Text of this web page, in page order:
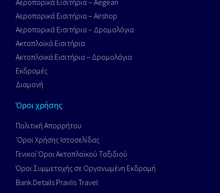
Αεροπορικά Εισιτήρια – Aegean
Αεροπορικά Εισιτήρια – Airshop
Αεροπορικά Εισιτήρια – Δρομολόγια
Ακτοπλοϊκά Εισιτήρια
Ακτοπλοϊκά Εισιτήρια – Δρομολόγια
Εκδρομές
Διαμονή
Όροι χρήσης
Πολιτική Απορρήτου
'Οροι Xρήσης Iστοσελίδας
Γενικοί Όροι Ακτοπλοϊκού Ταξιδιού
Όροι Συμμετοχής σε Οργανωμένη Εκδρομή
Bank Details Pravlis Travel